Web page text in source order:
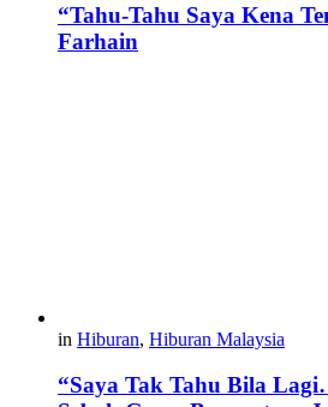
“Tahu-Tahu Saya Kena
Farhain
in Hiburan, Hiburan Malaysia
“Saya Tak Tahu Bila